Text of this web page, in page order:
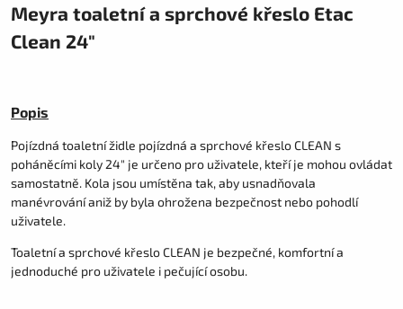
Meyra toaletní a sprchové křeslo Etac
Clean 24"
Popis
Pojízdná toaletní židle pojízdná a sprchové křeslo CLEAN s
poháněcími koly 24" je určeno pro uživatele, kteří je mohou ovládat
samostatně. Kola jsou umístěna tak, aby usnadňovala
manévrování aniž by byla ohrožena bezpečnost nebo pohodlí
uživatele.
Toaletní a sprchové křeslo CLEAN je bezpečné, komfortní a
jednoduché pro uživatele i pečující osobu.